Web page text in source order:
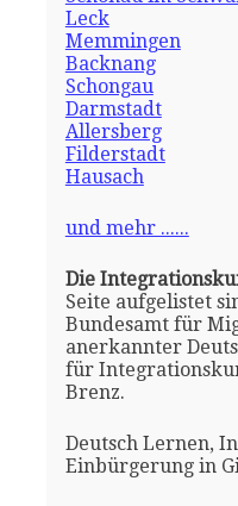
Leck
Memmingen
Backnang
Schongau
Darmstadt
Allersberg
Filderstadt
Hausach
und mehr ......
Die
Seite aufgelistet
Bundesamt für
anerkannter
für
Brenz.
Deutsch Lernen,
Einbürgerung in